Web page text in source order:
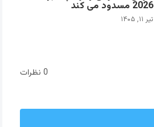
2026 مسدود می کند
تیر ۱۱, ۱۴۰۵
0 نظرات